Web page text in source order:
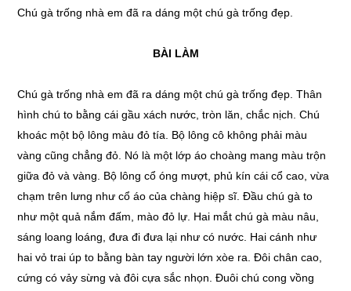
Chú gà trống nhà em đã ra dáng một chú gà trống đẹp.
BÀI LÀM
Chú gà trống nhà em đã ra dáng một chú gà trống đẹp. Thân
hình chú to bằng cái gầu xách nước, tròn lăn, chắc nịch. Chú
khoác một bộ lông màu đỏ tía. Bộ lông cô không phải màu
vàng cũng chẳng đỏ. Nó là một lớp áo choàng mang màu trộn
giữa đỏ và vàng. Bộ lông cổ óng mượt, phủ kín cái cổ cao, vừa
chạm trên lưng như cổ áo của chàng hiệp sĩ. Đầu chú gà to
như một quả nắm đấm, mào đỏ lự. Hai mắt chú gà màu nâu,
sáng loang loáng, đưa đi đưa lại như có nước. Hai cánh như
hai vỏ trai úp to bằng bàn tay người lớn xòe ra. Đôi chân cao,
cứng có vảy sừng và đôi cựa sắc nhọn. Đuôi chú cong vồng